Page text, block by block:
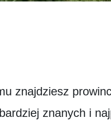
znajdziesz
znanych i